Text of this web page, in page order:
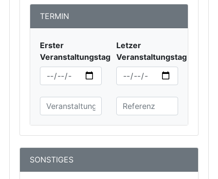
TERMIN
Erster
Veranstaltungstag
Letzer
Veranstaltungstag
SONSTIGES